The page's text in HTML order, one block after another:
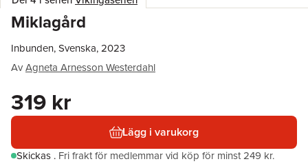
Miklagård
Inbunden, Svenska, 2023
AvAgneta Arnesson Westerdahl
319 kr
Lägg i varukorg
Skickas . Fri frakt för medlemmar vid köp för minst 249 kr.